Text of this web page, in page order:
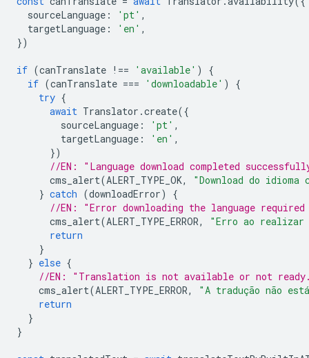
sourceLanguage : 'pt' ,
targetLanguage : 'en' ,
})
if (canTranslate !== 'available' )
{
if (canTranslate === 'downloadable' )
{
try {
await Translator .create({
sourceLanguage : 'pt' ,
targetLanguage : 'en' ,
})
//EN: "Language download completed
cms_alert(ALERT_TYPE_OK,
"Download do idioma
} catch (downloadError)
{
//EN: "Error downloading the language
cms_alert(ALERT_TYPE_ERROR,
"Erro ao realizar
return
}
} else {
//EN: "Translation is not available or not
cms_alert(ALERT_TYPE_ERROR,
"A tradução não
return
}
}